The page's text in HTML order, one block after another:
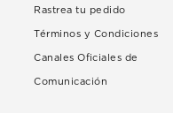
Rastrea tu pedido
Términos y Condiciones
Canales Oficiales de
Comunicación